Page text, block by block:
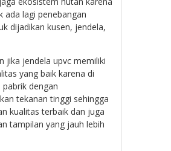
ada lagi penebangan
dijadikan kusen, jendela,
jika jendela upvc memiliki
yang baik karena di
dengan
tekanan tinggi sehingga
kualitas terbaik dan juga
tampilan yang jauh lebih